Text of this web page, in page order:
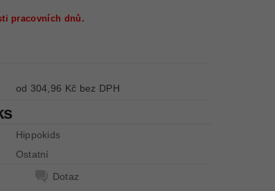
pracovních dnů.
od 304,96 Kč bez DPH
Hippokids
Ostatní
Dotaz